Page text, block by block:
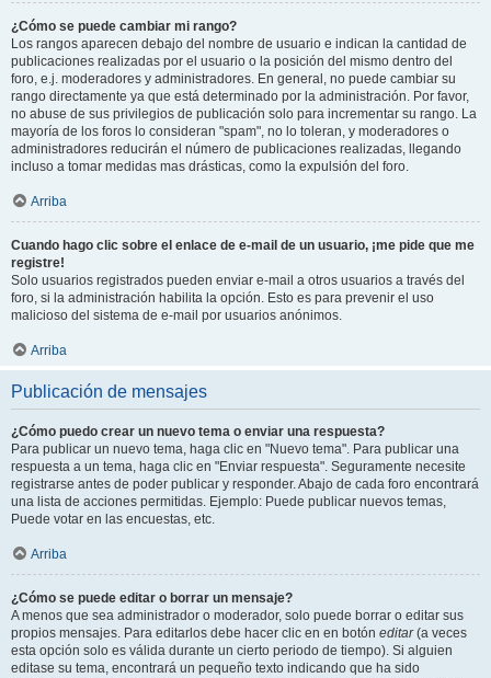
¿Cómo se puede cambiar mi rango?
Los rangos aparecen debajo del nombre de usuario e indican la cantidad de
publicaciones realizadas por el usuario o la posición del mismo dentro del
foro, e.j. moderadores y administradores. En general, no puede cambiar su
rango directamente ya que está determinado por la administración. Por favor,
no abuse de sus privilegios de publicación solo para incrementar su rango. La
mayoría de los foros lo consideran "spam", no lo toleran, y moderadores o
administradores reducirán el número de publicaciones realizadas, llegando
incluso a tomar medidas mas drásticas, como la expulsión del foro.
Arriba
Cuando hago clic sobre el enlace de e-mail de un usuario, ¡me pide que me
registre!
Solo usuarios registrados pueden enviar e-mail a otros usuarios a través del
foro, si la administración habilita la opción. Esto es para prevenir el uso
malicioso del sistema de e-mail por usuarios anónimos.
Arriba
Publicación de mensajes
¿Cómo puedo crear un nuevo tema o enviar una respuesta?
Para publicar un nuevo tema, haga clic en "Nuevo tema". Para publicar una
respuesta a un tema, haga clic en "Enviar respuesta". Seguramente necesite
registrarse antes de poder publicar y responder. Abajo de cada foro encontrará
una lista de acciones permitidas. Ejemplo: Puede publicar nuevos temas,
Puede votar en las encuestas, etc.
Arriba
¿Cómo se puede editar o borrar un mensaje?
A menos que sea administrador o moderador, solo puede borrar o editar sus
propios mensajes. Para editarlos debe hacer clic en en botón editar(a veces
esta opción solo es válida durante un cierto periodo de tiempo). Si alguien
editase su tema, encontrará un pequeño texto indicando que ha sido